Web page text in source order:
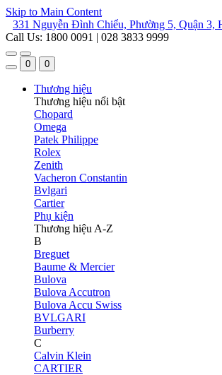
Skip to Main Content
331 Nguyễn Đình Chiểu, Phường 5, Quận 3,
Call Us: 1800 0091 | 028 3833 9999
0 0
Thương hiệu
Thương hiệu nổi bật
Chopard
Omega
Patek Philippe
Rolex
Zenith
Vacheron Constantin
Bvlgari
Cartier
Phụ kiện
Thương hiệu A-Z
B
Breguet
Baume & Mercier
Bulova
Bulova Accutron
Bulova Accu Swiss
BVLGARI
Burberry
C
Calvin Klein
CARTIER